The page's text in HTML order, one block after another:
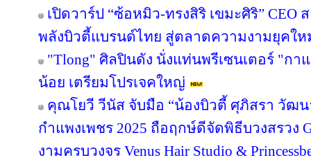
เปิดวาร์ป “ซ้อหมิว-ทรงสิริ เขมะศิริ” CEO
พลังบิวตี้แบรนด์ไทย สู่ตลาดความงามยุคใ
"Tlong" ศิลปินดัง นั่งแท่นพรีเซนเตอร์ "ก
น้อย เตรียมโปรเจคใหญ่
คุณโยวี วีนัส จับมือ “น้องบิวตี้ ศุภิสรา วัฒ
กำแพงเพชร 2025 ถือฤกษ์ดีจัดพิธีบวงสรวง
งามครบวงจร Venus Hair Studio &